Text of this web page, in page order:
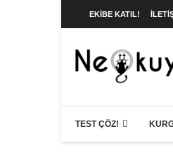
EKIBE KATIL!
TEST ÇÖZ!